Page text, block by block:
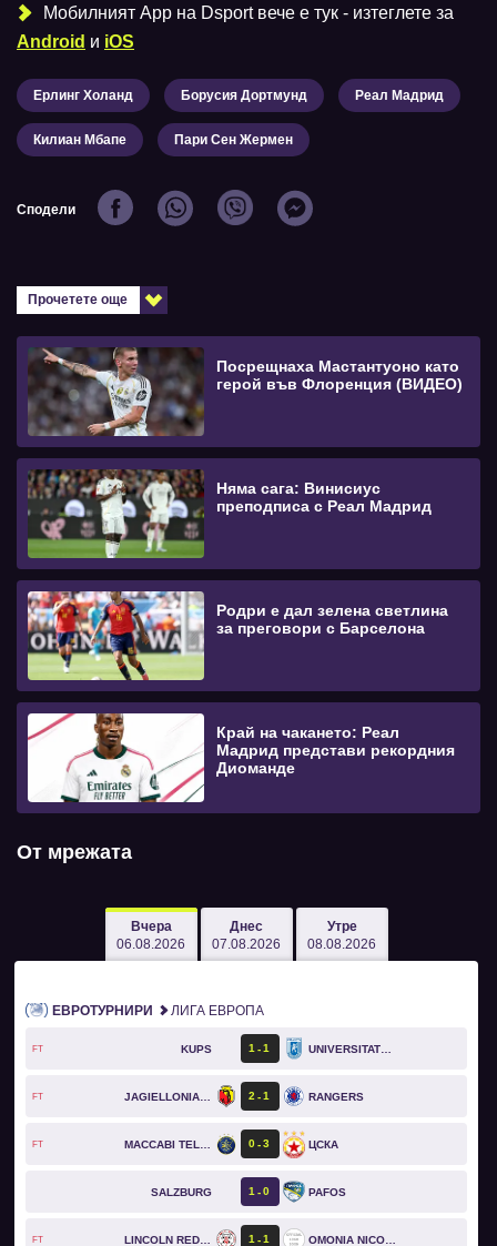
Мобилният Аpp на Dsport вече е тук - изтеглете за
Android и iOS
Ерлинг Холанд Борусия Дортмунд Реал Мадрид
Килиан Мбапе Пари Сен Жермен
Сподели
Прочетете още
Посрещнаха Мастантуоно като
герой във Флоренция (ВИДЕО)
Няма сага: Винисиус
преподписа с Реал Мадрид
Родри е дал зелена светлина
за преговори с Барселона
Край на чакането: Реал
Мадрид представи рекордния
Диоманде
От мрежата
Вчера
06.08.2026
Днес
07.08.2026
Утре
08.08.2026
ЕВРОТУРНИРИ ЛИГА ЕВРОПА
FT KUPS 1 1 UNIVERSITATEA CRAIOVA
FT JAGIELLONIA BIAŁYSTOK 2 1 RANGERS
FT MACCABI TEL AVIV 0 3 ЦСКА
SALZBURG 1 0 PAFOS
FT LINCOLN RED IMPS 1 1 OMONIA NICOSIA